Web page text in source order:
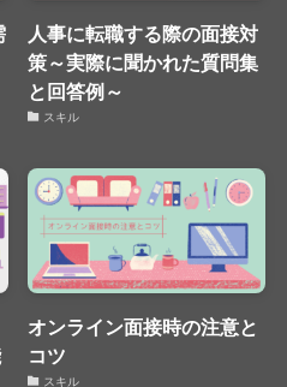
人事に転職する際の面接対
策～実際に聞かれた質問集
と回答例～
スキル
オンライン面接時の注意と
コツ
スキル